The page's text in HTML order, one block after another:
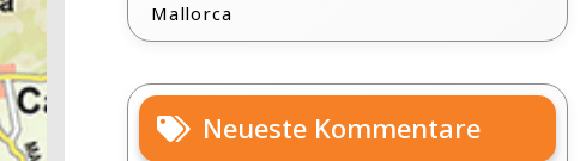
Mallorca
Neueste Kommentare